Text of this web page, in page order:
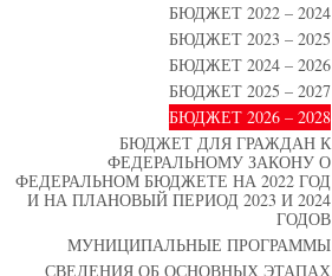
БЮДЖЕТ 2022 – 2024
БЮДЖЕТ 2023 – 2025
БЮДЖЕТ 2024 – 2026
БЮДЖЕТ 2025 – 2027
БЮДЖЕТ 2026 – 2028
БЮДЖЕТ ДЛЯ ГРАЖДАН К
ФЕДЕРАЛЬНОМУ ЗАКОНУ О
ФЕДЕРАЛЬНОМ БЮДЖЕТЕ НА 2022 ГОД
И НА ПЛАНОВЫЙ ПЕРИОД 2023 И 2024
ГОДОВ
МУНИЦИПАЛЬНЫЕ ПРОГРАММЫ
СВЕДЕНИЯ ОБ ОСНОВНЫХ ЭТАПАХ